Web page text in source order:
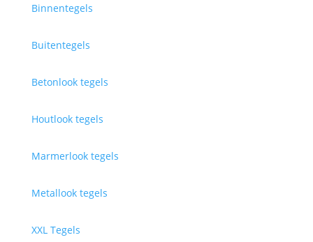
Binnentegels
Buitentegels
Betonlook tegels
Houtlook tegels
Marmerlook tegels
Metallook tegels
XXL Tegels